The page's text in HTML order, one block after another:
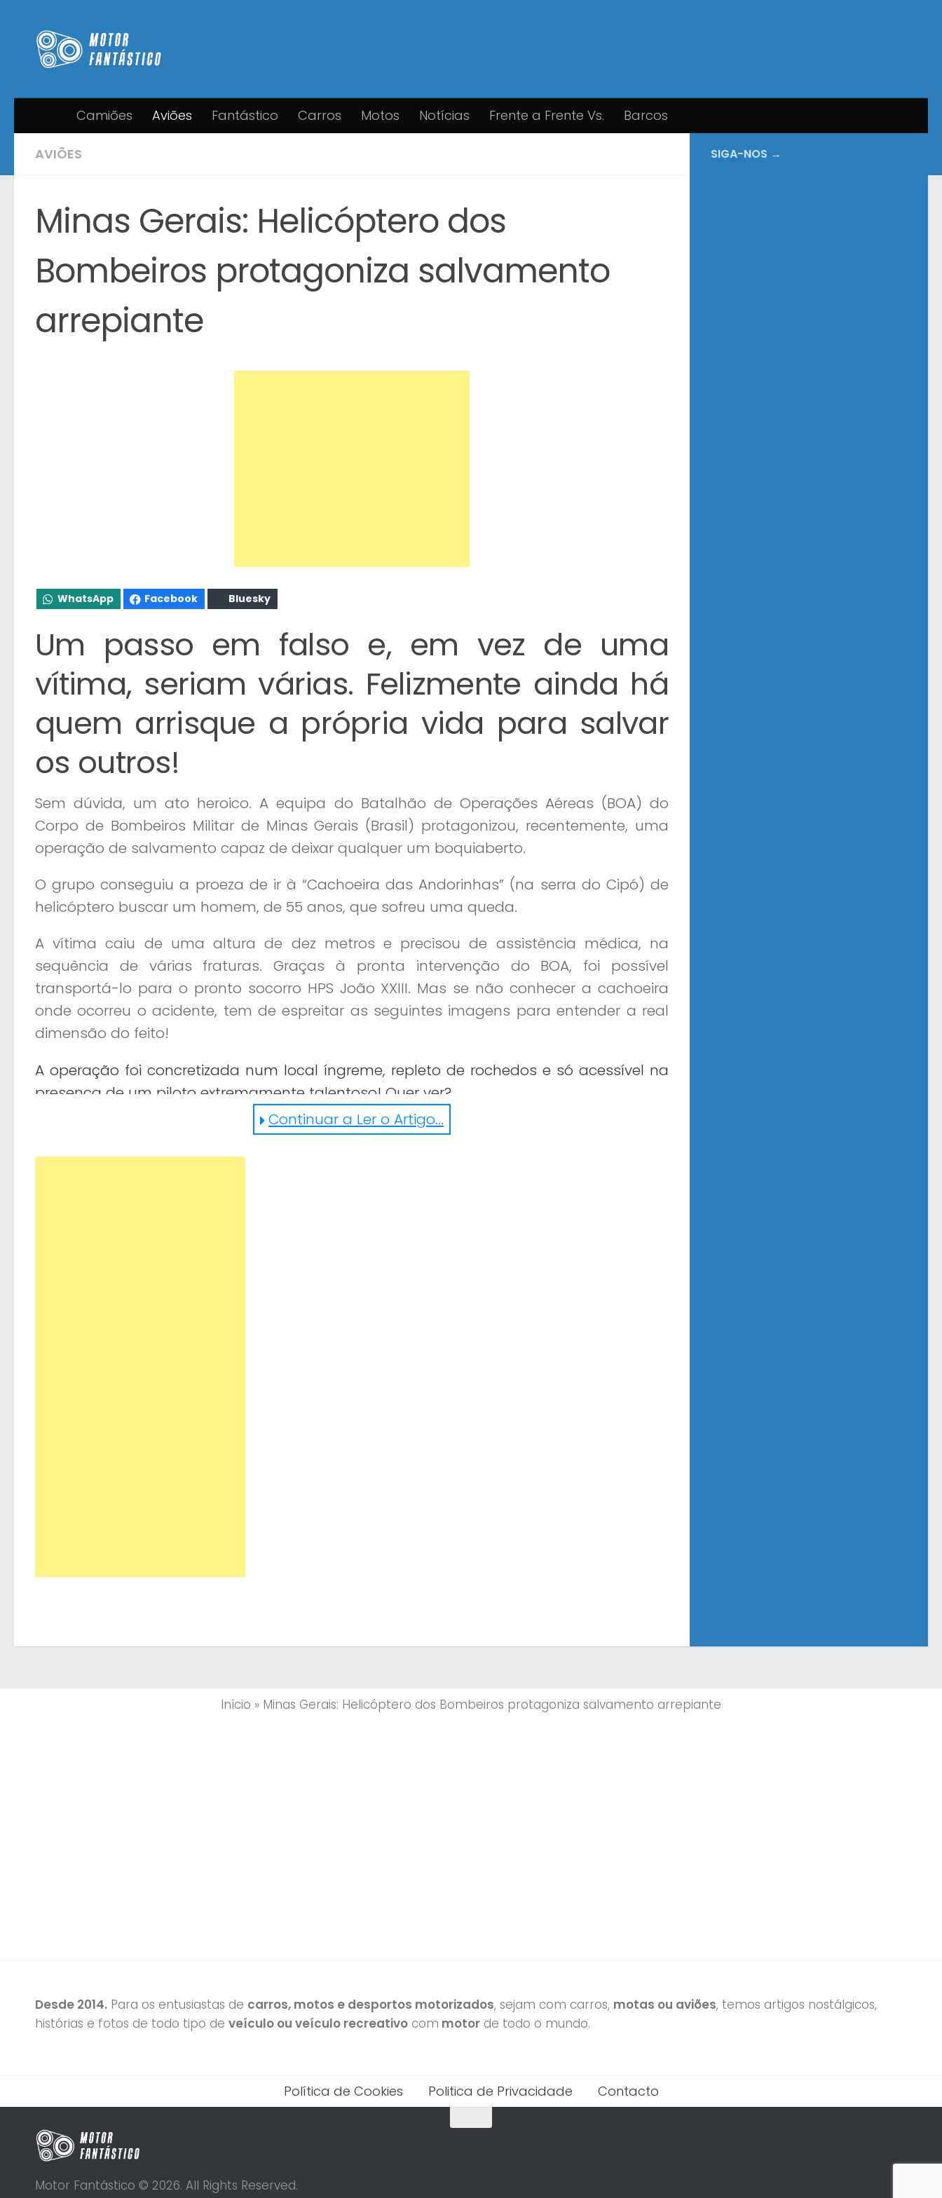
Camiões Aviões Fantástico Carros Motos Notícias Frente a Frente Vs. Barcos
AVIÕES
Minas Gerais: Helicóptero dos
Bombeiros protagoniza salvamento
arrepiante
WhatsApp Facebook Bluesky
Um passo em falso e, em vez de uma
vítima, seriam várias. Felizmente ainda há
quem arrisque a própria vida para salvar
os outros!
Sem dúvida, um ato heroico. A equipa do Batalhão de Operações Aéreas (BOA) do
Corpo de Bombeiros Militar de Minas Gerais (Brasil) protagonizou, recentemente, uma
operação de salvamento capaz de deixar qualquer um boquiaberto.
O grupo conseguiu a proeza de ir à “Cachoeira das Andorinhas” (na serra do Cipó) de
helicóptero buscar um homem, de 55 anos, que sofreu uma queda.
A vítima caiu de uma altura de dez metros e precisou de assistência médica, na
sequência de várias fraturas. Graças à pronta intervenção do BOA, foi possível
transportá-lo para o pronto socorro HPS João XXIII. Mas se não conhecer a cachoeira
onde ocorreu o acidente, tem de espreitar as seguintes imagens para entender a real
dimensão do feito!
A operação foi concretizada num local íngreme, repleto de rochedos e só acessível na
presença de um piloto extremamente talentoso! Quer ver?
https://www.facebook.com/boacbmmg/videos/1395197690550961/
Continuar a Ler o Artigo...
SIGA-NOS →
Início » Minas Gerais: Helicóptero dos Bombeiros protagoniza salvamento arrepiante
Desde 2014. Para os entusiastas de carros, motos e desportos motorizados, sejam com carros, motas ou aviões, temos artigos nostálgicos,
histórias e fotos de todo tipo de veículo ou veículo recreativo com motor de todo o mundo.
Política de Cookies Politica de Privacidade Contacto
Motor Fantástico © 2026. All Rights Reserved.